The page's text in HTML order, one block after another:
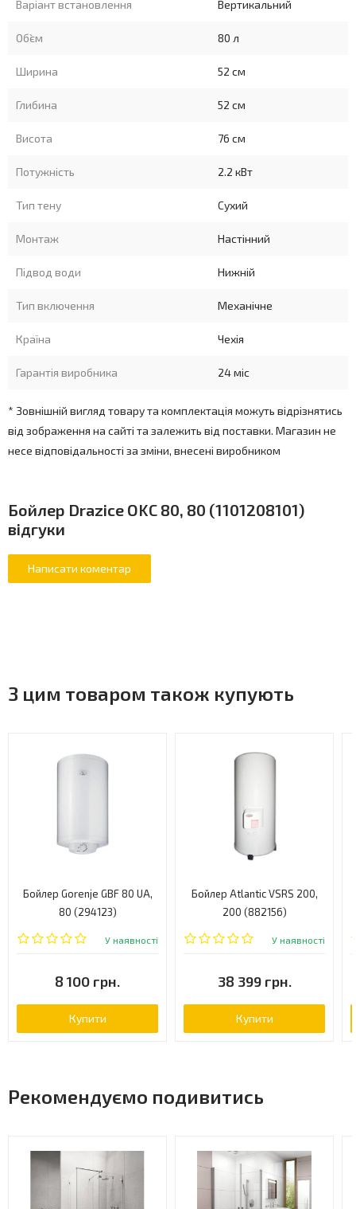
Варіант встановлення Вертикальний
Об`єм 80 л
Ширина 52 см
Глибина 52 см
Висота 76 см
Потужність 2.2 кВт
Тип тену Сухий
Монтаж Настінний
Підвод води Нижній
Тип включення Механічне
Країна Чехія
Гарантія виробника 24 міс
* Зовнішній вигляд товару та комплектація можуть відрізнятись
від зображення на сайті та залежить від поставки. Магазин не
несе відповідальності за зміни, внесені виробником
Бойлер Drazice OKC 80, 80 (1101208101)
відгуки
З цим товаром також купують
Бойлер Gorenje GBF 80 UA,
80 (294123)
У наявності
8 100 грн.
Купити
Бойлер Atlantic VSRS 200,
200 (882156)
У наявності
38 399 грн.
Купити
Рекомендуємо подивитись